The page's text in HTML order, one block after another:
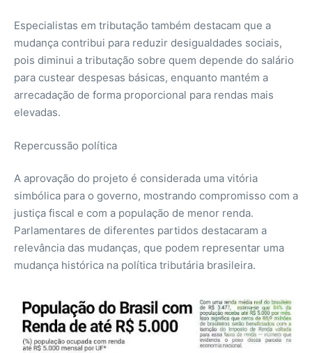
Especialistas em tributação também destacam que a
mudança contribui para reduzir desigualdades sociais,
pois diminui a tributação sobre quem depende do salário
para custear despesas básicas, enquanto mantém a
arrecadação de forma proporcional para rendas mais
elevadas.
Repercussão política
A aprovação do projeto é considerada uma vitória
simbólica para o governo, mostrando compromisso com a
justiça fiscal e com a população de menor renda.
Parlamentares de diferentes partidos destacaram a
relevância das mudanças, que podem representar uma
mudança histórica na política tributária brasileira.